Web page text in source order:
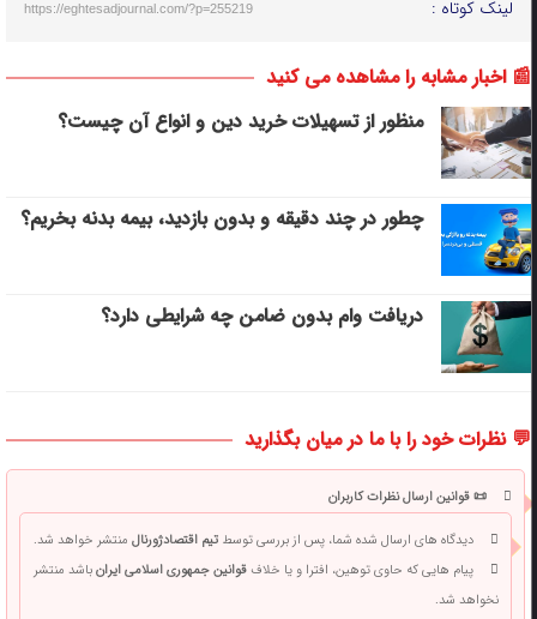
لینک کوتاه : https://eghtesadjournal.com/?p=255219
📰 اخبار مشابه را مشاهده می کنید
منظور از تسهیلات خرید دین و انواع آن چیست؟
چطور در چند دقیقه و بدون بازدید، بیمه بدنه بخریم؟
دریافت وام بدون ضامن چه شرایطی دارد؟
💬 نظرات خود را با ما در میان بگذارید
📜 قوانین ارسال نظرات کاربران
دیدگاه های ارسال شده شما، پس از بررسی توسطتیم اقتصادژورنالمنتشر خواهد شد.
پیام هایی که حاوی توهین، افترا و یا خلافقوانین جمهوری اسلامی ایرانباشد منتشر
نخواهد شد.